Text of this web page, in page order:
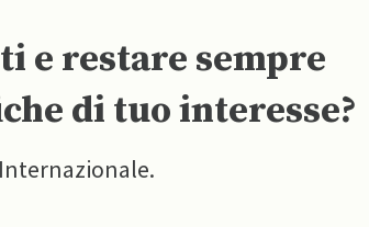
e restare sempre
di tuo interesse?